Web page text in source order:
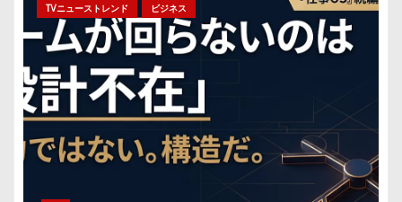
TVニューストレンド ビジネス